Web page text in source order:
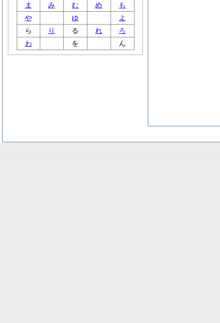
ま
み む め
も
や
ゆ
よ
ら
り る れ
ろ
わ
を ん